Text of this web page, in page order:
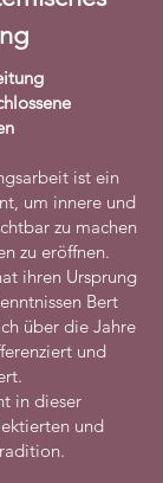
ist ein
um innere und
zu machen
zu eröffnen.
ihren Ursprung
Bert
über die Jahre
und
in dieser
und